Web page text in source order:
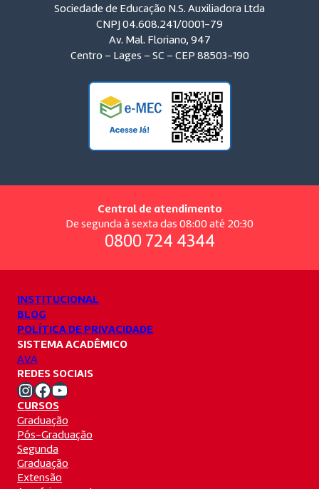
Sociedade de Educação N.S. Auxiliadora Ltda
CNPJ 04.608.241/0001-79
Av. Mal. Floriano, 947
Centro – Lages – SC – CEP 88503-190
Central de atendimento
De segunda à sexta das 08:00 até 20:30
0800 724 4344
INSTITUCIONAL
BLOG
POLÍTICA DE PRIVACIDADE
SISTEMA ACADÊMICO
AVA
REDES SOCIAIS
Instagram Unifacvest Facebook Unifacvest Youtube Unifacvest
CURSOS
Graduação
Pós-Graduação
Segunda
Graduação
Extensão